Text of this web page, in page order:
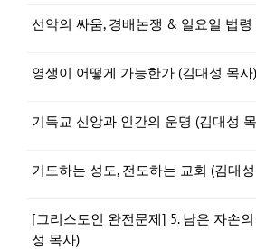
선악의 싸움, 경배논쟁 & 일요일 법령
영생이 어떻게 가능한가 (김대성 목사)
기독교 신앙과 인간의 운명 (김대성
기도하는 성도, 전도하는 교회 (김대
[그리스도인 완전문제] 5. 남은 자손
성 목사)